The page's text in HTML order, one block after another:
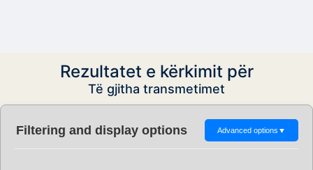
Rezultatet e kërkimit për
Të gjitha transmetimet
Filtering and display options Advanced options ▼